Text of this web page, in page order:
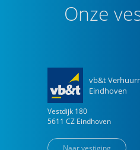
Onze
vb&t
Eindhoven
Vestdijk 180
5611 CZ Eindhoven
Naar vestiging